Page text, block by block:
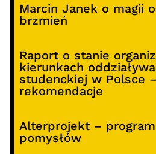
Marcin Janek o magii
brzmień
Raport o stanie
kierunkach
studenckiej w Polsce
rekomendacje
Alterprojekt –
pomysłów